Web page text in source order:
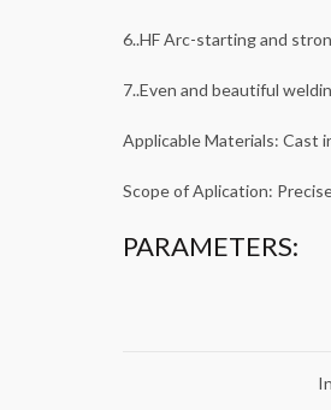
6..HF Arc-starting and
7..Even and beautiful
Applicable Materials: Cast
Scope of Aplication:
PARAMETERS: